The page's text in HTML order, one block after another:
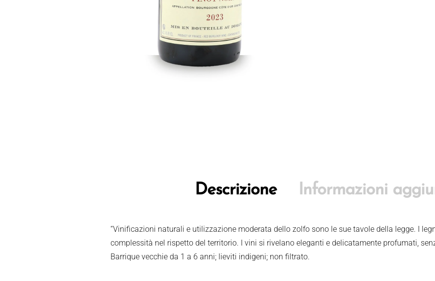
Descrizione Informazioni
“Vinificazioni naturali e utilizzazione moderata dello zolfo sono le sue tavole della legge. I
complessità nel rispetto del territorio. I vini si rivelano eleganti e delicatamente profumati,
Barrique vecchie da 1 a 6 anni; lieviti indigeni; non filtrato.